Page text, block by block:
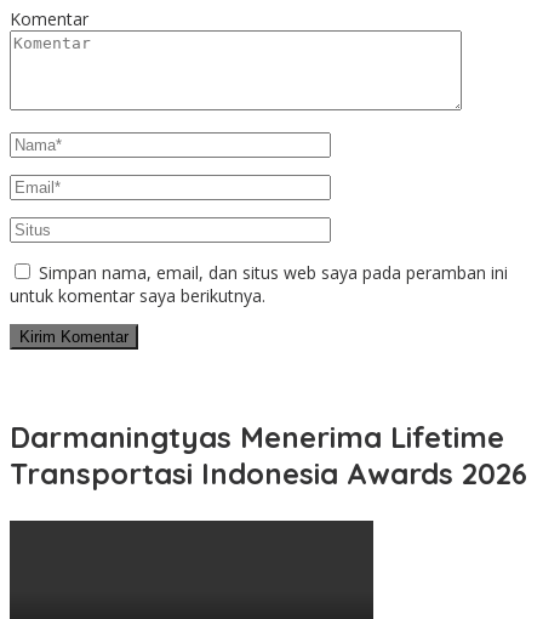
Komentar
Simpan nama, email, dan situs web saya pada peramban ini
untuk komentar saya berikutnya.
Darmaningtyas Menerima Lifetime
Transportasi Indonesia Awards 2026